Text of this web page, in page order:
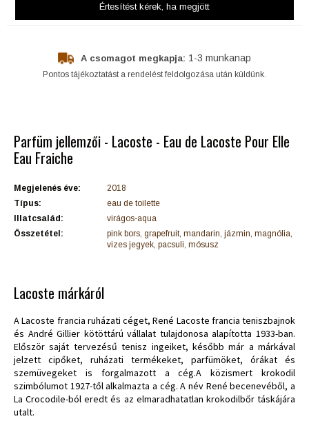
Értesítést kérek , ha megjött
A csomagot megkapja: 1-3 munkanap
Pontos tájékoztatást a rendelést feldolgozása után küldünk.
Parfüm jellemzői - Lacoste - Eau de Lacoste Pour Elle
Eau Fraiche
Megjelenés éve:
2018
Típus:
eau de toilette
Illatcsalád:
virágos-aqua
Összetétel:
pink bors, grapefruit, mandarin, jázmin, magnólia,
vizes jegyek, pacsuli, mósusz
Lacoste márkáról
A Lacoste francia ruházati céget, René Lacoste francia teniszbajnok
és André Gillier kötöttárú vállalat tulajdonosa alapította 1933-ban.
Először saját tervezésű tenisz ingeiket, később már a márkával
jelzett cipőket, ruházati termékeket, parfümöket, órákat és
szemüvegeket is forgalmazott a cég.A közismert krokodil
szimbólumot 1927-től alkalmazta a cég. A név René becenevéből, a
La Crocodile-ból eredt és az elmaradhatatlan krokodilbőr táskájára
utalt.